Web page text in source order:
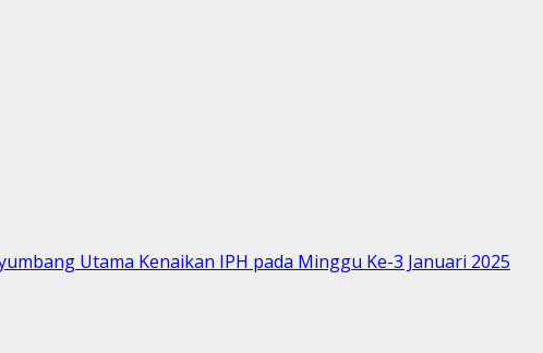
Utama Kenaikan IPH pada Minggu Ke-3 Januari 2025